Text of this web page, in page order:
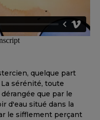
quelque part
sérénité, toute
que par le
d'eau situé dans la
le sifflement perçant